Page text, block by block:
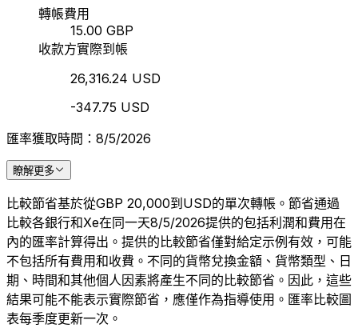
轉帳費用
15.00 GBP
收款方實際到帳
26,316.24 USD
-347.75 USD
匯率獲取時間：8/5/2026
瞭解更多
比較節省基於從GBP 20,000到USD的單次轉帳。節省通過
比較各銀行和Xe在同一天8/5/2026提供的包括利潤和費用在
內的匯率計算得出。提供的比較節省僅對給定示例有效，可能
不包括所有費用和收費。不同的貨幣兌換金額、貨幣類型、日
期、時間和其他個人因素將產生不同的比較節省。因此，這些
結果可能不能表示實際節省，應僅作為指導使用。匯率比較圖
表每季度更新一次。